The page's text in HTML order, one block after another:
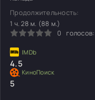
Продолжительность:
1 ч. 28 м. (88 м.)
0
голосов:
4.5
5